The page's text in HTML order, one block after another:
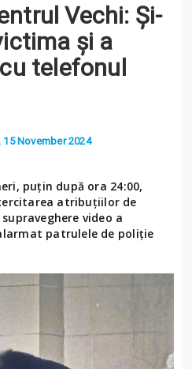
Vechi: Și-
și a
telefonul
15 November 2024
puțin după ora 24:00,
atribuțiilor de
video a
patrulele de poliție